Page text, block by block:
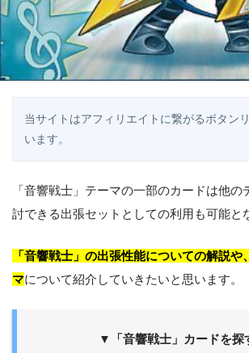
当サイトはアフィリエイトに繋がるボタン
います。
「音響戦士」テーマの一部のカードは他の
討できる出張セットとしての利用も可能と
「音響戦士」の出張性能についての解説や
マについて紹介していきたいと思います。
▼「音響戦士」カードを探